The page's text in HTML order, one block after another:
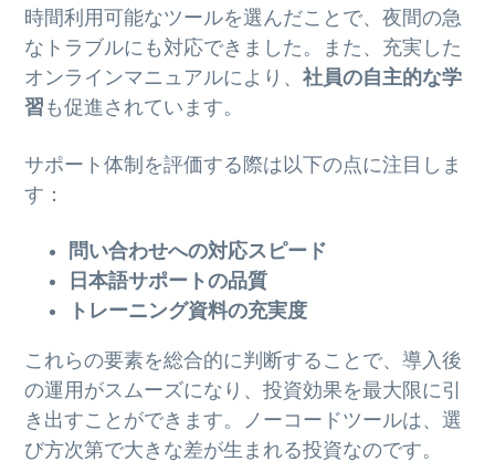
時間利用可能なツールを選んだことで、夜間の急
なトラブルにも対応できました。また、充実した
オンラインマニュアルにより、社員の自主的な学
習 も促進されています。
サポート体制を評価する際は以下の点に注目しま
す：
問い合わせへの対応スピード
日本語サポートの品質
トレーニング資料の充実度
これらの要素を総合的に判断することで、導入後
の運用がスムーズになり、投資効果を最大限に引
き出すことができます。ノーコードツールは、選
び方次第で大きな差が生まれる投資なのです。